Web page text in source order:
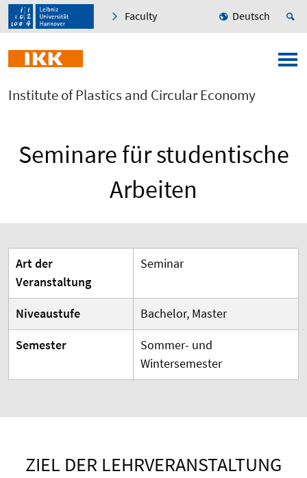
Faculty Deutsch
Institute of Plastics and Circular Economy
Seminare für studentische
Arbeiten
Art der
Veranstaltung
Seminar
Niveaustufe
Bachelor, Master
Semester
Sommer- und
Wintersemester
ZIEL DER LEHRVERANSTALTUNG